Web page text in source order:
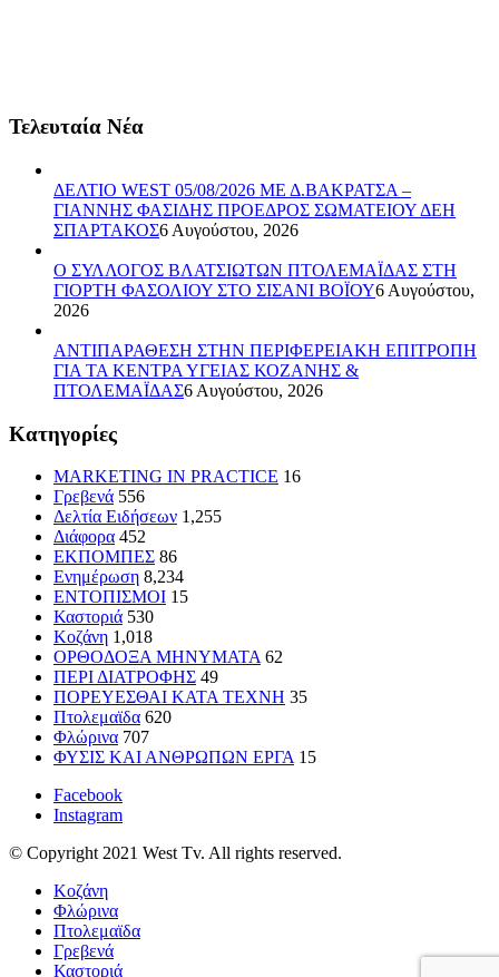
Τελευταία Νέα
ΔΕΛΤΙΟ WEST 05/08/2026 ΜΕ Δ.ΒΑΚΡΑΤΣΑ –
ΓΙΑΝΝΗΣ ΦΑΣΙΔΗΣ ΠΡΟΕΔΡΟΣ ΣΩΜΑΤΕΙΟΥ ΔΕΗ
ΣΠΑΡΤΑΚΟΣ6 Αυγούστου, 2026
Ο ΣΥΛΛΟΓΟΣ ΒΛΑΤΣΙΩΤΩΝ ΠΤΟΛΕΜΑΪΔΑΣ ΣΤΗ
ΓΙΟΡΤΗ ΦΑΣΟΛΙΟΥ ΣΤΟ ΣΙΣΑΝΙ ΒΟΪΟΥ6 Αυγούστου,
2026
ΑΝΤΙΠΑΡΑΘΕΣΗ ΣΤΗΝ ΠΕΡΙΦΕΡΕΙΑΚΗ ΕΠΙΤΡΟΠΗ
ΓΙΑ ΤΑ ΚΕΝΤΡΑ ΥΓΕΙΑΣ ΚΟΖΑΝΗΣ &
ΠΤΟΛΕΜΑΪΔΑΣ6 Αυγούστου, 2026
Kατηγορίες
MARKETING IN PRACTICE 16
Γρεβενά 556
Δελτία Ειδήσεων 1,255
Διάφορα 452
ΕΚΠΟΜΠΕΣ 86
Ενημέρωση 8,234
ΕΝΤΟΠΙΣΜΟΙ 15
Καστοριά 530
Κοζάνη 1,018
ΟΡΘΟΔΟΞΑ ΜΗΝΥΜΑΤΑ 62
ΠΕΡΙ ΔΙΑΤΡΟΦΗΣ 49
ΠΟΡΕΥΕΣΘΑΙ ΚΑΤΑ ΤΕΧΝΗ 35
Πτολεμαϊδα 620
Φλώρινα 707
ΦΥΣΙΣ ΚΑΙ ΑΝΘΡΩΠΩΝ ΕΡΓΑ 15
Facebook
Instagram
© Copyright 2021 West Tv. All rights reserved.
Κοζάνη
Φλώρινα
Πτολεμαϊδα
Γρεβενά
Καστοριά